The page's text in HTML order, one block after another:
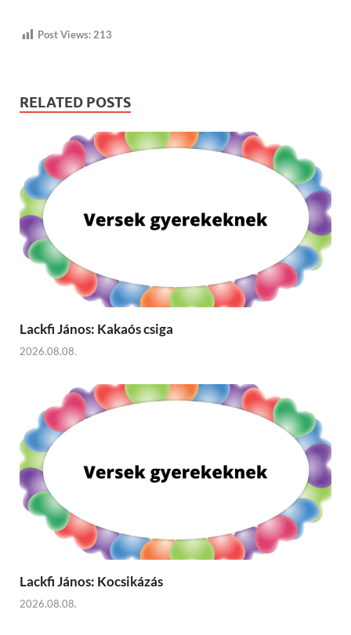
Post Views: 213
RELATED POSTS
Lackfi János: Kakaós csiga
2026.08.08.
Lackfi János: Kocsikázás
2026.08.08.